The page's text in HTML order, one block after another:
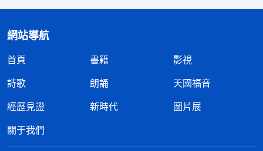
太多的奇妙作為。如果當年没有紅海與追兵，没有曠
野四十年的磨煉，又怎能成就摩西信心的見證呢？今
天我盡本分如果没有這些難處，又怎麽會對神産生真
神一直在為我開闢出路，看到了神的很多奇妙作為，
網站導航
首頁 書籍
影視
詩歌
朗誦
天國福音
經歷見證
新時代
圖片展
關于我們